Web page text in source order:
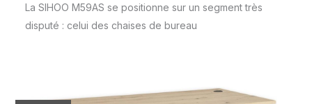
La SIHOO M59AS se positionne sur un segment très
disputé : celui des chaises de bureau